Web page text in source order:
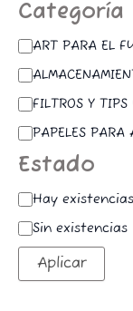
Categoría
ART PARA EL
FILTROS Y TIPS
PAPELES PARA
Estado
Hay existencias
Sin existencias
Aplicar